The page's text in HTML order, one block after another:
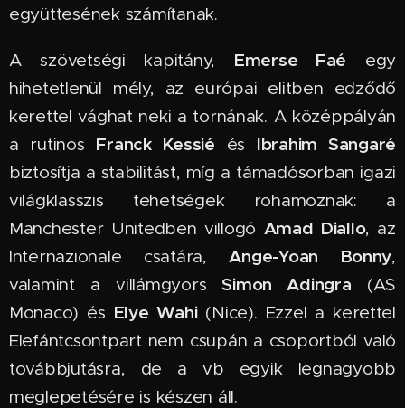
együttesének számítanak.
A szövetségi kapitány, Emerse Faé egy
hihetetlenül mély, az európai elitben edződő
kerettel vághat neki a tornának. A középpályán
a rutinos Franck Kessié és Ibrahim Sangaré
biztosítja a stabilitást, míg a támadósorban igazi
világklasszis tehetségek rohamoznak: a
Manchester Unitedben villogó Amad Diallo, az
Internazionale csatára,Ange-Yoan Bonny,
valamint a villámgyorsSimon Adingra (AS
Monaco) és Elye Wahi(Nice). Ezzel a kerettel
Elefántcsontpart nem csupán a csoportból való
továbbjutásra, de a vb egyik legnagyobb
meglepetésére is készen áll.